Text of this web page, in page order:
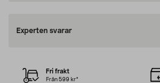
Experten svarar
Fri frakt
Från 599 kr*